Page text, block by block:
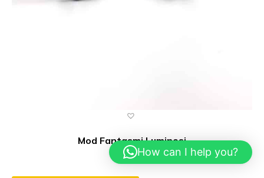
Mod Fantasmi Luminosi
90,00
How can I help you?